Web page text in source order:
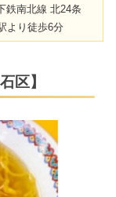
鉄南北線 北24条
より徒歩6分
区】